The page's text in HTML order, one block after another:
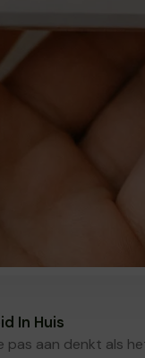
In Huis
pas aan denkt als